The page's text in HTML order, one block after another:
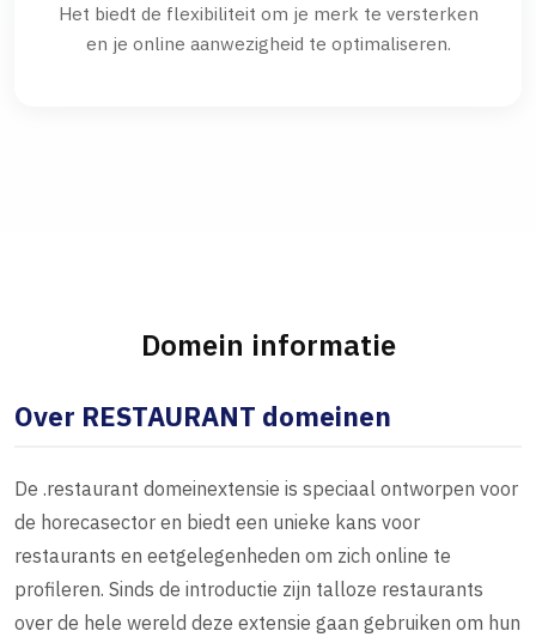
Het biedt de flexibiliteit om je merk te versterken
en je online aanwezigheid te optimaliseren.
Domein informatie
Over RESTAURANT domeinen
De .restaurant domeinextensie is speciaal ontworpen voor
de horecasector en biedt een unieke kans voor
restaurants en eetgelegenheden om zich online te
profileren. Sinds de introductie zijn talloze restaurants
over de hele wereld deze extensie gaan gebruiken om hun